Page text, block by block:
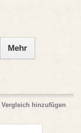
Mehr
Vergleich hinzufügen